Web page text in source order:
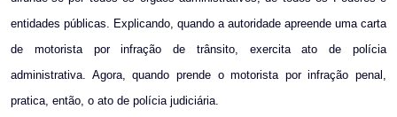
entidades públicas. Explicando, quando a autoridade apreende uma carta
de motorista por infração de trânsito, exercita ato de polícia
administrativa. Agora, quando prende o motorista por infração penal,
pratica, então, o ato de polícia judiciária.